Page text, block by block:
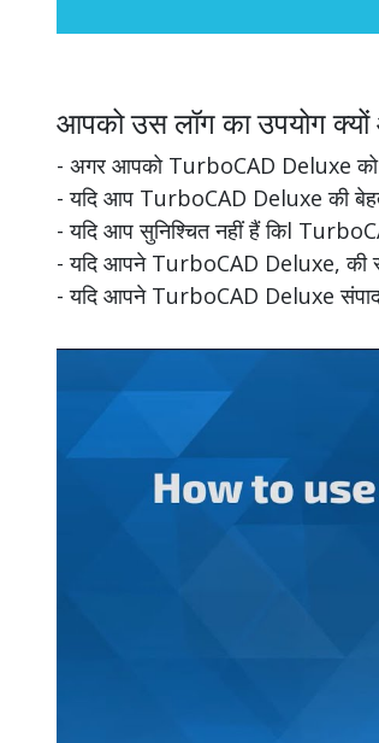
आपको उस लॉग का उपयोग क्यों
- अगर आपको TurboCAD Deluxe को
- यदि आप TurboCAD Deluxe की
- यदि आप सुनिश्चित नहीं हैं किl
- यदि आपने TurboCAD Deluxe, की
- यदि आपने TurboCAD Deluxe